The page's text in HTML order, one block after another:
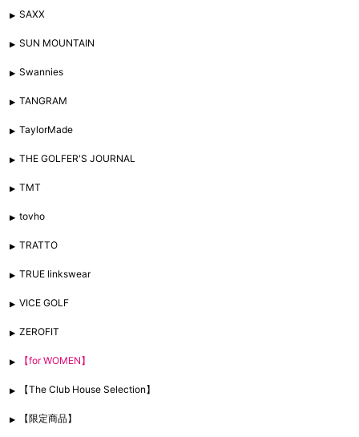
SAXX
SUN MOUNTAIN
Swannies
TANGRAM
TaylorMade
THE GOLFER'S JOURNAL
TMT
tovho
TRATTO
TRUE linkswear
VICE GOLF
ZEROFIT
【for WOMEN】
【The Club House Selection】
【限定商品】